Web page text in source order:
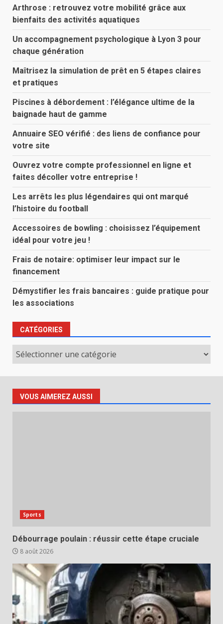
Arthrose : retrouvez votre mobilité grâce aux
bienfaits des activités aquatiques
Un accompagnement psychologique à Lyon 3 pour
chaque génération
Maîtrisez la simulation de prêt en 5 étapes claires
et pratiques
Piscines à débordement : l’élégance ultime de la
baignade haut de gamme
Annuaire SEO vérifié : des liens de confiance pour
votre site
Ouvrez votre compte professionnel en ligne et
faites décoller votre entreprise !
Les arrêts les plus légendaires qui ont marqué
l’histoire du football
Accessoires de bowling : choisissez l’équipement
idéal pour votre jeu !
Frais de notaire: optimiser leur impact sur le
financement
Démystifier les frais bancaires : guide pratique pour
les associations
CATÉGORIES
Catégories
VOUS AIMEREZ AUSSI
Sports
Débourrage poulain : réussir cette étape cruciale
8 août 2026